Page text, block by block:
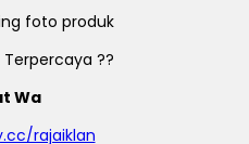
foto produk
??
Wa
rajaiklan